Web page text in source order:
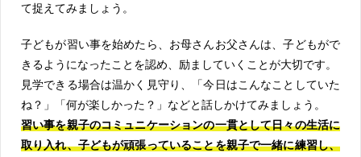
て捉えてみましょう。
子どもが習い事を始めたら、お母さんお父さんは、子どもがで
きるようになったことを認め、励ましていくことが大切です。
見学できる場合は温かく見守り、「今日はこんなことしていた
ね？」「何が楽しかった？」などと話しかけてみましょう。
習い事を親子のコミュニケーションの一貫として日々の生活に
取り入れ、子どもが頑張っていることを親子で一緒に練習し、